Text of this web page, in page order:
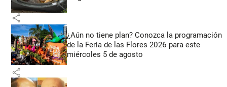
share
¿Aún no tiene plan? Conozca la programación
de la Feria de las Flores 2026 para este
miércoles 5 de agosto
share